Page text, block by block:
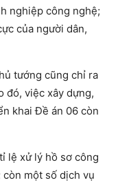
nghiệp công nghệ;
của người dân,
tướng cũng chỉ ra
đó, việc xây dựng,
khai Đề án 06 còn
lệ xử lý hồ sơ công
một số dịch vụ